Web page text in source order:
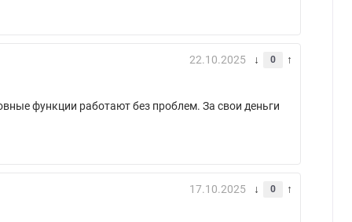
22.10.2025 0
функции работают без проблем. За свои деньги
17.10.2025 0